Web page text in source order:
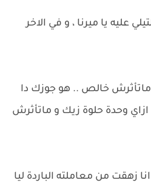
عليه يا ميرنا ، و في الاخر
خالص .. هو جوزك دا
وحدة حلوة زيك و ماتأثرش
زهقت من معاملته الباردة ليا